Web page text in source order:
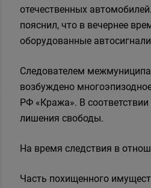
отечественных
пояснил, что в вечернее
оборудованные
Следователем
возбуждено
РФ «Кража». В
лишения свободы.
На время следствия в
Часть похищенного